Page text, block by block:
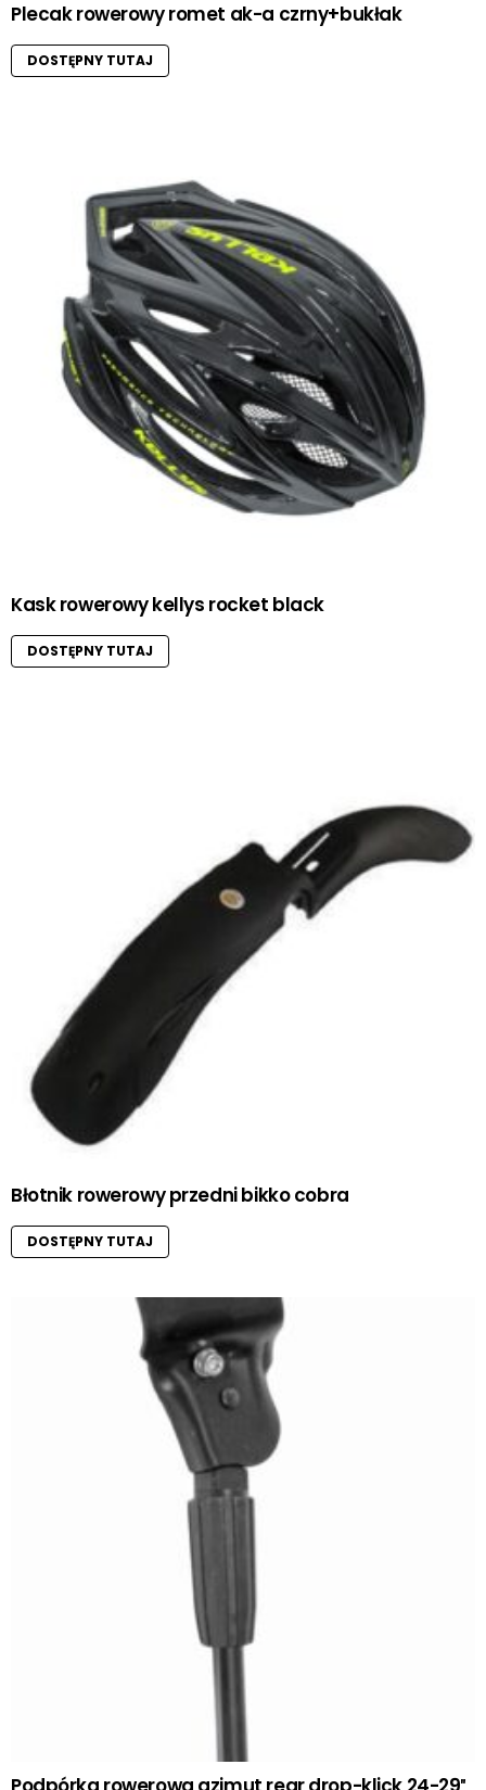
Plecak rowerowy romet ak-a czrny+bukłak
DOSTĘPNY TUTAJ
Kask rowerowy kellys rocket black
DOSTĘPNY TUTAJ
Błotnik rowerowy przedni bikko cobra
DOSTĘPNY TUTAJ